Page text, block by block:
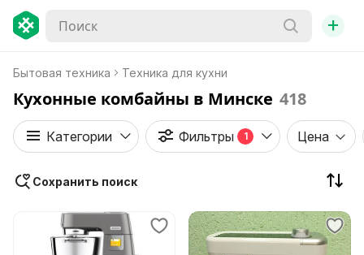
+
Бытовая техника Техника для кухни
Кухонные комбайны в Минске 418
Категории Фильтры 1 Цена
Сохранить поиск